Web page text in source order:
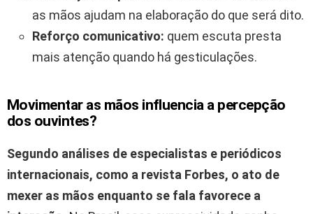
as mãos ajudam na elaboração do que será dito.
Reforço comunicativo: quem escuta presta
mais atenção quando há gesticulações.
Movimentar as mãos influencia a percepção
dos ouvintes?
Segundo análises de especialistas e periódicos
internacionais, como a revista Forbes, o ato de
mexer as mãos enquanto se fala favorece a